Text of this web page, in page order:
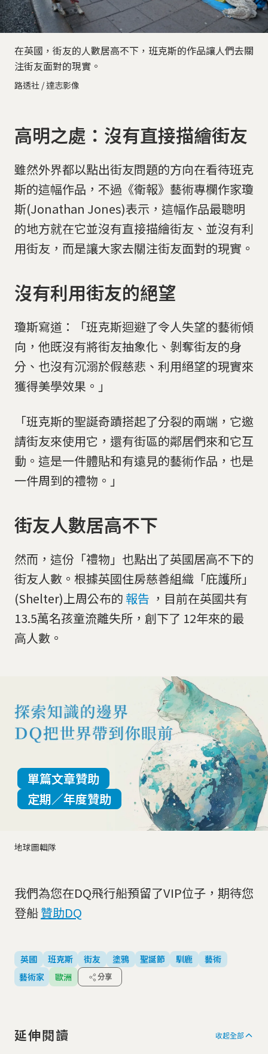
在英國，街友的人數居高不下，班克斯的作品讓人們去關
注街友面對的現實。
路透社 / 達志影像
高明之處：沒有直接描繪街友
雖然外界都以點出街友問題的方向在看待班克
斯的這幅作品，不過《衛報》藝術專欄作家瓊
斯(Jonathan Jones)表示，這幅作品最聰明
的地方就在它並沒有直接描繪街友、並沒有利
用街友，而是讓大家去關注街友面對的現實。
沒有利用街友的絕望
瓊斯寫道：「班克斯迴避了令人失望的藝術傾
向，他既沒有將街友抽象化、剝奪街友的身
分、也沒有沉溺於假慈悲、利用絕望的現實來
獲得美學效果。」
「班克斯的聖誕奇蹟搭起了分裂的兩端，它邀
請街友來使用它，還有街區的鄰居們來和它互
動。這是一件體貼和有遠見的藝術作品，也是
一件周到的禮物。」
街友人數居高不下
然而，這份「禮物」也點出了英國居高不下的
街友人數。根據英國住房慈善組織「庇護所」
(Shelter)上周公布的 報告 ，目前在英國共有
13.5萬名孩童流離失所，創下了 12年來的最
高人數。
地球圖輯隊
單篇文章贊助
定期／年度贊助
我們為您在DQ飛行船預留了VIP位子，期待您
登船贊助DQ
英國 班克斯 街友 塗鴉 聖誕節 馴鹿
藝術
藝術家
歐洲 分享
延伸閱讀 收起全部